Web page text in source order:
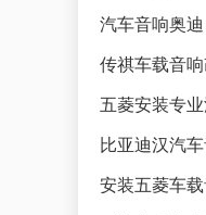
汽车音响奥
传祺车载音
五菱安装专
比亚迪汉汽
安装五菱车